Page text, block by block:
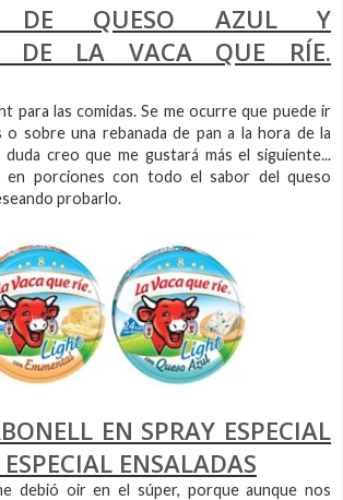
DE QUESO AZUL Y
DE LA VACA QUE RÍE.
para las comidas. Se me ocurre que puede ir
o sobre una rebanada de pan a la hora de la
creo que me gustará más el siguiente...
en porciones con todo el sabor del queso
probarlo.
EN SPRAY ESPECIAL
ENSALADAS
debió oir en el súper, porque aunque nos